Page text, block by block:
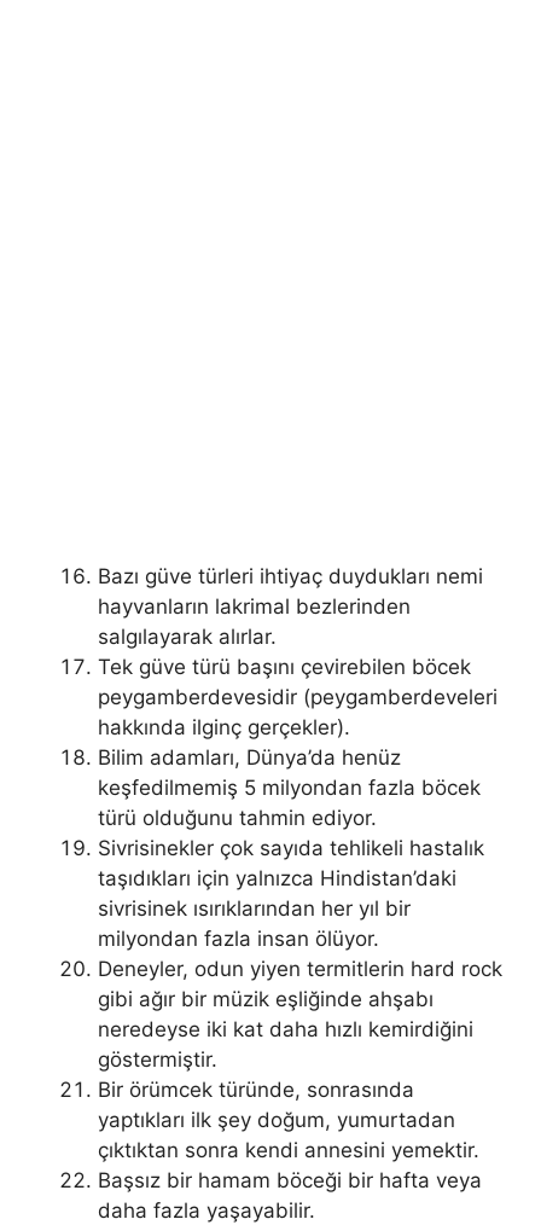
Bazı güve türleri ihtiyaç duydukları nemi
hayvanların lakrimal bezlerinden
salgılayarak alırlar.
Tek güve türü başını çevirebilen böcek
peygamberdevesidir (peygamberdeveleri
hakkında ilginç gerçekler).
Bilim adamları, Dünya’da henüz
keşfedilmemiş 5 milyondan fazla böcek
türü olduğunu tahmin ediyor.
Sivrisinekler çok sayıda tehlikeli hastalık
taşıdıkları için yalnızca Hindistan’daki
sivrisinek ısırıklarından her yıl bir
milyondan fazla insan ölüyor.
Deneyler, odun yiyen termitlerin hard rock
gibi ağır bir müzik eşliğinde ahşabı
neredeyse iki kat daha hızlı kemirdiğini
göstermiştir.
Bir örümcek türünde, sonrasında
yaptıkları ilk şey doğum, yumurtadan
çıktıktan sonra kendi annesini yemektir.
Başsız bir hamam böceği bir hafta veya
daha fazla yaşayabilir.